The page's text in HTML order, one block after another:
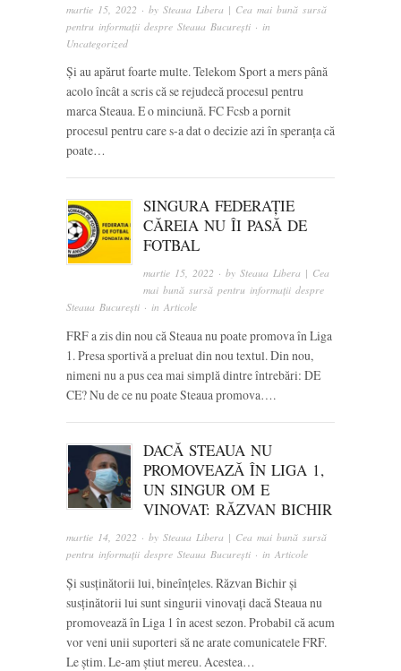
martie 15, 2022 · by Steaua Libera | Cea mai bună sursă
pentru informații despre Steaua București · in
Uncategorized
Și au apărut foarte multe. Telekom Sport a mers până
acolo încât a scris că se rejudecă procesul pentru
marca Steaua. E o minciună. FC Fcsb a pornit
procesul pentru care s-a dat o decizie azi în speranța că
poate…
SINGURA FEDERAȚIE
CĂREIA NU ÎI PASĂ DE
FOTBAL
martie 15, 2022 · bySteaua Libera | Cea
mai bună sursă pentru informații despre
Steaua București · in Articole
FRF a zis din nou că Steaua nu poate promova în Liga
1. Presa sportivă a preluat din nou textul. Din nou,
nimeni nu a pus cea mai simplă dintre întrebări: DE
CE? Nu de ce nu poate Steaua promova….
DACĂ STEAUA NU
PROMOVEAZĂ ÎN LIGA 1,
UN SINGUR OM E
VINOVAT: RĂZVAN BICHIR
martie 14, 2022 · by Steaua Libera | Cea mai bună sursă
pentru informații despre Steaua București · in Articole
Și susținătorii lui, bineînțeles. Răzvan Bichir și
susținătorii lui sunt singurii vinovați dacă Steaua nu
promovează în Liga 1 în acest sezon. Probabil că acum
vor veni unii suporteri să ne arate comunicatele FRF.
Le știm. Le-am știut mereu. Acestea…